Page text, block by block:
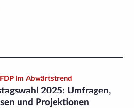
im Abwärtstrend
2025: Umfragen,
und Projektionen